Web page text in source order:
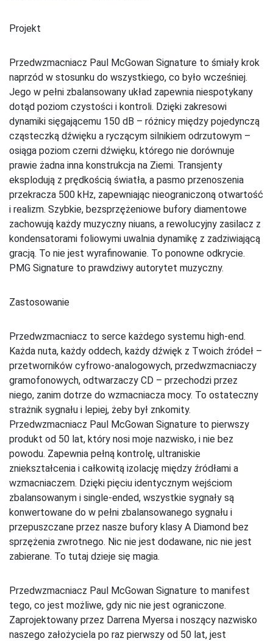
Projekt
Przedwzmacniacz Paul McGowan Signature to śmiały krok
naprzód w stosunku do wszystkiego, co było wcześniej.
Jego w pełni zbalansowany układ zapewnia niespotykany
dotąd poziom czystości i kontroli. Dzięki zakresowi
dynamiki sięgającemu 150 dB – różnicy między pojedynczą
cząsteczką dźwięku a ryczącym silnikiem odrzutowym –
osiąga poziom czerni dźwięku, którego nie dorównuje
prawie żadna inna konstrukcja na Ziemi. Transjenty
eksplodują z prędkością światła, a pasmo przenoszenia
przekracza 500 kHz, zapewniając nieograniczoną otwartość
i realizm. Szybkie, bezsprzężeniowe bufory diamentowe
zachowują każdy muzyczny niuans, a rewolucyjny zasilacz z
kondensatorami foliowymi uwalnia dynamikę z zadziwiającą
gracją. To nie jest wyrafinowanie. To ponowne odkrycie.
PMG Signature to prawdziwy autorytet muzyczny.
Zastosowanie
Przedwzmacniacz to serce każdego systemu high-end.
Każda nuta, każdy oddech, każdy dźwięk z Twoich źródeł –
przetworników cyfrowo-analogowych, przedwzmacniaczy
gramofonowych, odtwarzaczy CD – przechodzi przez
niego, zanim dotrze do wzmacniacza mocy. To ostateczny
strażnik sygnału i lepiej, żeby był znkomity.
Przedwzmacniacz Paul McGowan Signature to pierwszy
produkt od 50 lat, który nosi moje nazwisko, i nie bez
powodu. Zapewnia pełną kontrolę, ultraniskie
zniekształcenia i całkowitą izolację między źródłami a
wzmacniaczem. Dzięki pięciu identycznym wejściom
zbalansowanym i single-ended, wszystkie sygnały są
konwertowane do w pełni zbalansowanego sygnału i
przepuszczane przez nasze bufory klasy A Diamond bez
sprzężenia zwrotnego. Nic nie jest dodawane, nic nie jest
zabierane. To tutaj dzieje się magia.
Przedwzmacniacz Paul McGowan Signature to manifest
tego, co jest możliwe, gdy nic nie jest ograniczone.
Zaprojektowany przez Darrena Myersa i noszący nazwisko
naszego założyciela po raz pierwszy od 50 lat, jest